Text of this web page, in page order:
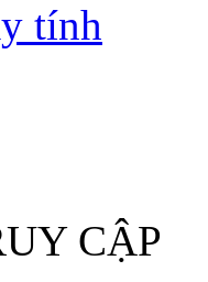
tính
CẬP